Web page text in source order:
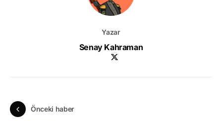
Yazar
Senay Kahraman
Önceki haber